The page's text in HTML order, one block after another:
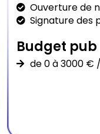
Ouverture de
Signature des
Budget pub
de 0 à 3000 €